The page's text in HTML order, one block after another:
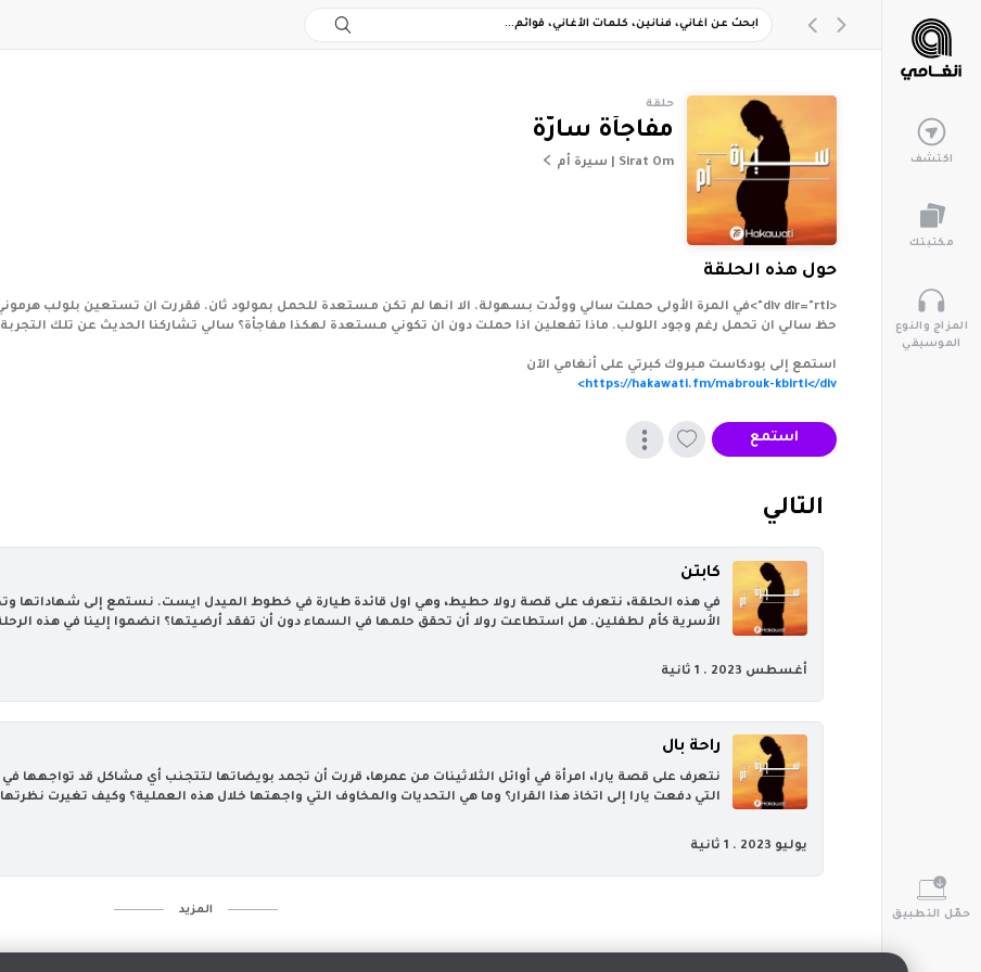
اكتشف
مكتبتك
المزاج والنوع
الموسيقي
حمّل التطبيق
حلقة
مفاجأة سارّة
Sirat Om | سيرة أم
حول هذه الحلقة
حظ سالي ان تحمل رغم وجود اللولب. ماذا تفعلين اذا حملت دون ان تكوني مستعدة لهكذا مفاجأة؟ سالي تشاركنا الحديث عن تلك التجربة
استمع إلى بودكاست مبروك كبرتي على أنغامي الآن
https://hakawati.fm/mabrouk-kbirti</div>
استمع
‏التالي
كابتن
‏في هذه الحلقة، نتعرف على قصة رولا حطيط، وهي اول قائدة طيارة في خطوط الميدل ايست. نستمع إلى شهاداتها
الأسرية كأم لطفلين. هل استطاعت رولا أن تحقق حلمها في السماء دون أن تفقد أرضيتها؟ انضموا إلينا في هذه
أغسطس 2023 . 1 ثانية
راحة بال
‏نتعرف على قصة يارا، امرأة في أوائل الثلاثينات من عمرها، قررت أن تجمد بويضاتها لتتجنب أي مشاكل قد تواجهها
التي دفعت يارا إلى اتخاذ هذا القرار؟ وما هي التحديات والمخاوف التي واجهتها خلال هذه العملية؟ وكيف تغيرت
يوليو 2023 . 1 ثانية
‏المزيد